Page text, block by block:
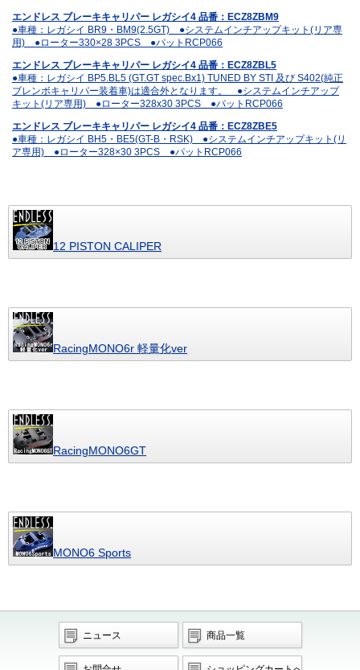
エンドレス ブレーキキャリパー レガシイ4 品番：ECZ8ZBM9
●車種：レガシイ BR9・BM9(2.5GT) ●システムインチアップキット(リア専
用) ●ローター330×28 3PCS ●パットRCP066
エンドレス ブレーキキャリパー レガシイ4 品番：ECZ8ZBL5
●車種：レガシイ BP5.BL5 (GT.GT spec.Bx1) TUNED BY STI 及び S402(純正
ブレンボキャリパー装着車)は適合外となります。 ●システムインチアップ
キット(リア専用) ●ローター328x30 3PCS ●パットRCP066
エンドレス ブレーキキャリパー レガシイ4 品番：ECZ8ZBE5
●車種：レガシイ BH5・BE5(GT-B・RSK) ●システムインチアップキット(リ
ア専用) ●ローター328×30 3PCS ●パットRCP066
12 PISTON CALIPER
RacingMONO6r 軽量化ver
RacingMONO6GT
MONO6 Sports
ニュース 商品一覧